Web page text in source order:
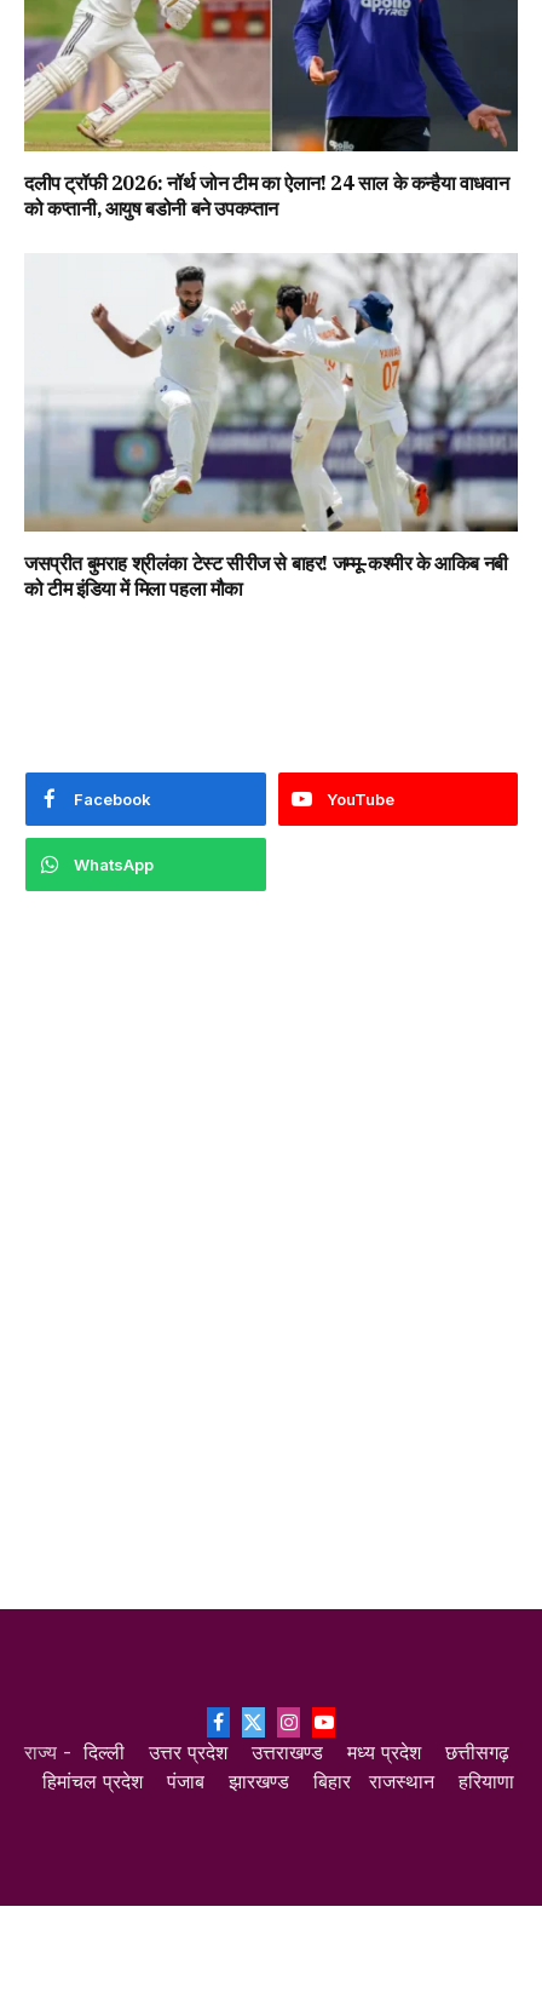
दलीप ट्रॉफी 2026: नॉर्थ जोन टीम का ऐलान! 24 साल के कन्हैया वाधवान
को कप्तानी, आयुष बडोनी बने उपकप्तान
जसप्रीत बुमराह श्रीलंका टेस्ट सीरीज से बाहर! जम्मू-कश्मीर के आकिब नबी
को टीम इंडिया में मिला पहला मौका
Facebook YouTube
WhatsApp
Facebook
X
(Twitter)
InstagramYouTube
राज्य -दिल्ली उत्तर प्रदेश उत्तराखण्ड मध्य प्रदेश
छत्तीसगढ़
हिमांचल प्रदेश
पंजाब झारखण्ड बिहार राजस्थान हरियाणा